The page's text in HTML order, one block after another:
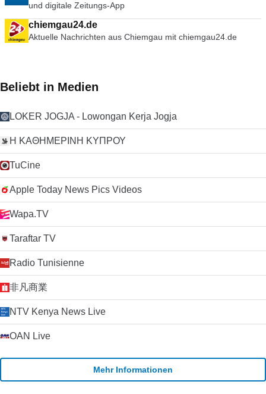
und digitale Zeitungs-App
chiemgau24.de
Aktuelle Nachrichten aus Chiemgau mit chiemgau24.de
Beliebt in Medien
LOKER JOGJA - Lowongan Kerja Jogja
Η ΚΑΘΗΜΕΡΙΝΗ ΚΥΠΡΟΥ
TuCine
Apple Today News Pics Videos
Wapa.TV
Taraftar TV
Radio Tunisienne
非凡商業
NTV Kenya News Live
OAN Live
Mehr Informationen